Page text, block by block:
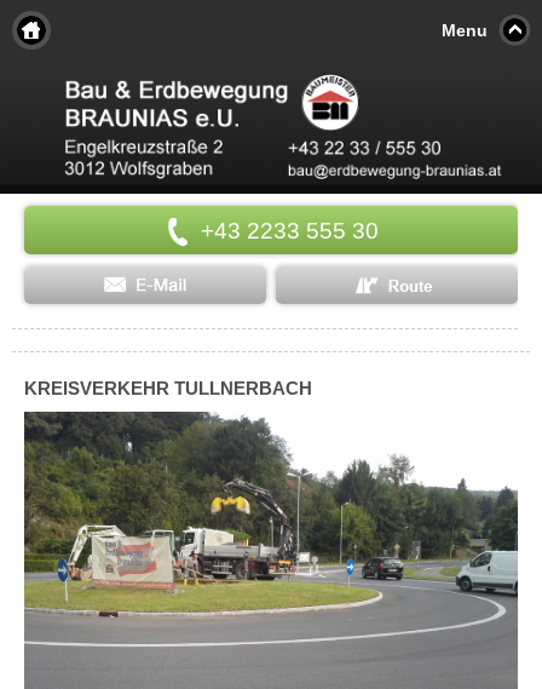
Menu
+43 2233 555 30
KREISVERKEHR TULLNERBACH